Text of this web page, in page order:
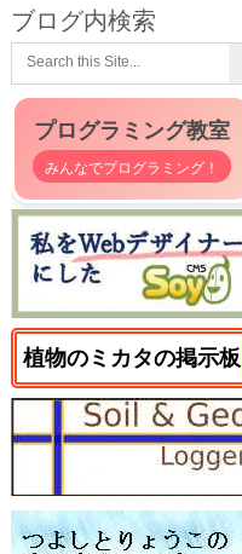
ブログ内検索
プログラミング教室
みんなでプログラミング！
植物のミカタの掲示板